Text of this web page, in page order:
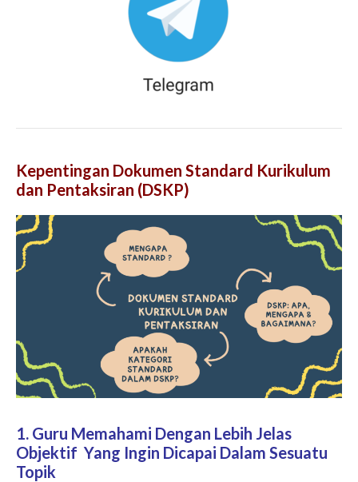
Kepentingan Dokumen Standard Kurikulum
dan Pentaksiran (DSKP)
1. Guru Memahami Dengan Lebih Jelas
Objektif Yang Ingin Dicapai Dalam Sesuatu
Topik